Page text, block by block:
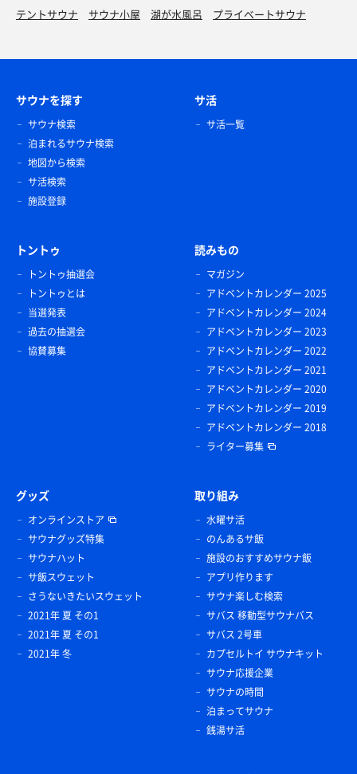
テントサウナ
サウナ小屋 湖が水風呂 プライベートサウナ
サウナを探す
サウナ検索
泊まれるサウナ検索
地図から検索
サ活検索
施設登録
サ活
サ活一覧
トントゥ
トントゥ抽選会
トントゥとは
当選発表
過去の抽選会
協賛募集
読みもの
マガジン
アドベントカレンダー 2025
アドベントカレンダー 2024
アドベントカレンダー 2023
アドベントカレンダー 2022
アドベントカレンダー 2021
アドベントカレンダー 2020
アドベントカレンダー 2019
アドベントカレンダー 2018
ライター募集
グッズ
オンラインストア
サウナグッズ特集
サウナハット
サ飯スウェット
さうないきたいスウェット
2021年 夏 その1
2021年 夏 その1
2021年 冬
取り組み
水曜サ活
のんあるサ飯
施設のおすすめサウナ飯
アプリ作ります
サウナ楽しむ検索
サバス 移動型サウナバス
サバス 2号車
カプセルトイ サウナキット
サウナ応援企業
サウナの時間
泊まってサウナ
銭湯サ活